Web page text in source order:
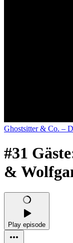
Ghostsitter & Co. –
#31
&
Play episode